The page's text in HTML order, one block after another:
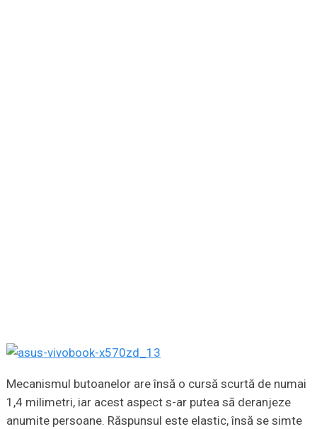
Mecanismul butoanelor are însă o cursă scurtă de numai
1,4 milimetri, iar acest aspect s-ar putea să deranjeze
anumite persoane. Răspunsul este elastic, însă se simte